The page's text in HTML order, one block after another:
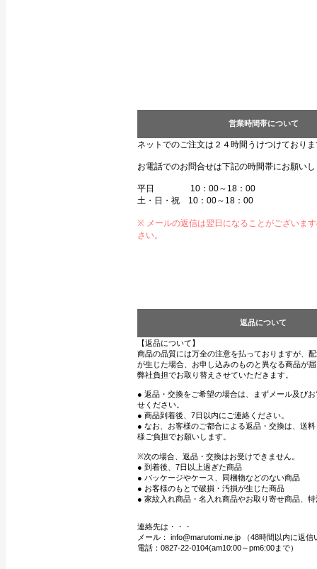
営業時間帯について
ネットでのご注文は２４時間うけつけており
お電話でのお問合せは下記の時間帯にお願い
平日 10：00～18：00
土・日・祝 10：00～18：00
※ メールの返信は翌日になることがございま
さい。
返品について
【返品について】
商品の品質には万全の注意を払っておりますが、
が生じた場合、お申し込みのものと異なる商品が
弊社負担でお取り替えさせていただきます。
● 返品・交換をご希望の場合は、まずメール及び
せください。
● 商品到着後、7日以内にご連絡ください。
● なお、お客様のご都合による返品・交換は、送
様ご負担でお願いします。
※次の場合、返品・交換はお受けできません。
● 到着後、7日以上過ぎた商品
● パッケージやケース、同梱物などのない商品
● お客様のもとで破損・汚損が生じた商品
● 家紋入れ商品・名入れ商品やお取り寄せ商品、
連絡先は・・・
メール： info@marutomi.ne.jp （48時間以内に返信
電話：0827-22-0104(am10:00～pm6:00まで）